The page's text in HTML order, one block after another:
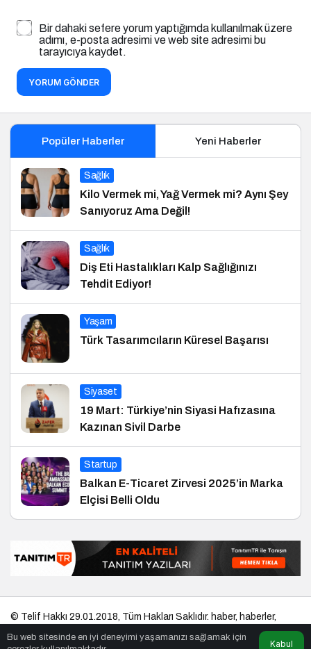
Bir dahaki sefere yorum yaptığımda kullanılmak üzere
adımı, e-posta adresimi ve web site adresimi bu
tarayıcıya kaydet.
YORUM GÖNDER
Popüler Haberler Yeni Haberler
Sağlık
Kilo Vermek mi, Yağ Vermek mi? Aynı Şey
Sanıyoruz Ama Değil!
Sağlık
Diş Eti Hastalıkları Kalp Sağlığınızı
Tehdit Ediyor!
Yaşam
Türk Tasarımcıların Küresel Başarısı
Siyaset
19 Mart: Türkiye’nin Siyasi Hafızasına
Kazınan Sivil Darbe
Startup
Balkan E-Ticaret Zirvesi 2025’in Marka
Elçisi Belli Oldu
Bu web sitesinde en iyi deneyimi yaşamanızı sağlamak için
Kabul
© Telif Hakkı 29.01.2018, Tüm Hakları Saklıdır. haber, haberler,
eshaber,
kadın, habertr